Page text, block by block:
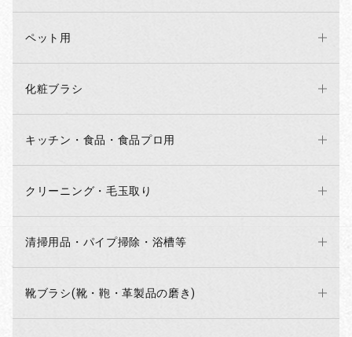
ペット用
化粧ブラシ
キッチン・食品・食品プロ用
クリーニング・毛玉取り
清掃用品・パイプ掃除・浴槽等
靴ブラシ(靴・鞄・革製品の磨き)